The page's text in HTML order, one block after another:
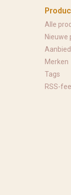
Alle
Nieuwe
Merken
Tags
RSS-